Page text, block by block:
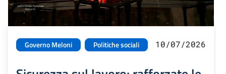
Governo Meloni Politiche sociali 10/07/2026